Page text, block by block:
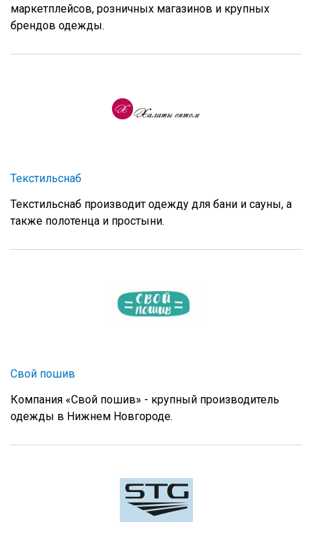
маркетплейсов, розничных магазинов и крупных
брендов одежды.
Текстильснаб
Текстильснаб производит одежду для бани и сауны, а
также полотенца и простыни.
Свой пошив
Компания «Свой пошив» - крупный производитель
одежды в Нижнем Новгороде.